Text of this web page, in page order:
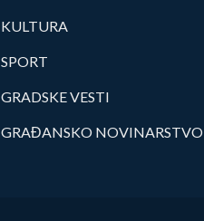
KULTURA
SPORT
GRADSKE VESTI
GRAĐANSKO NOVINARSTVO